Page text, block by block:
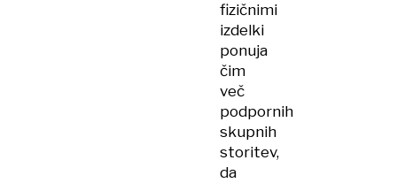
fizičnimi
izdelki
ponuja
čim
več
podpornih
skupnih
storitev,
da